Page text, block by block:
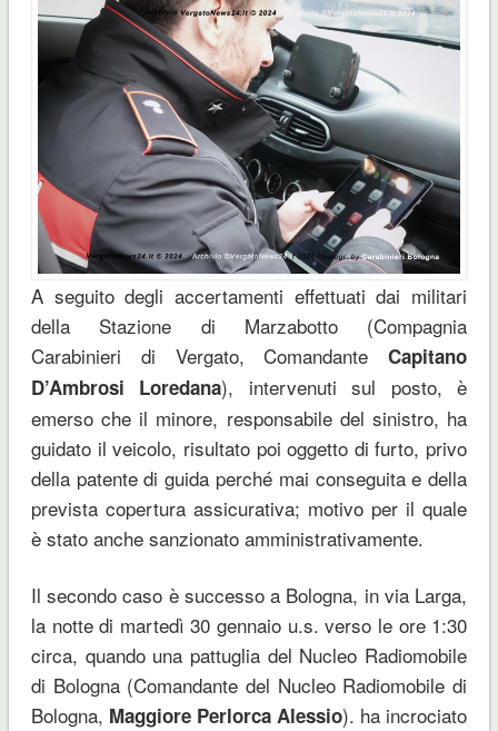
A seguito degli accertamenti effettuati dai militari
della Stazione di Marzabotto (Compagnia
Carabinieri di Vergato, ComandanteCapitano
D’Ambrosi Loredana), intervenuti sul posto, è
emerso che il minore, responsabile del sinistro, ha
guidato il veicolo, risultato poi oggetto di furto, privo
della patente di guida perché mai conseguita e della
prevista copertura assicurativa; motivo per il quale
è stato anche sanzionato amministrativamente.
Il secondo caso è successo a Bologna, in via Larga,
la notte di martedì 30 gennaio u.s. verso le ore 1:30
circa, quando una pattuglia del Nucleo Radiomobile
di Bologna (Comandante del Nucleo Radiomobile di
Bologna, Maggiore Perlorca Alessio). ha incrociato